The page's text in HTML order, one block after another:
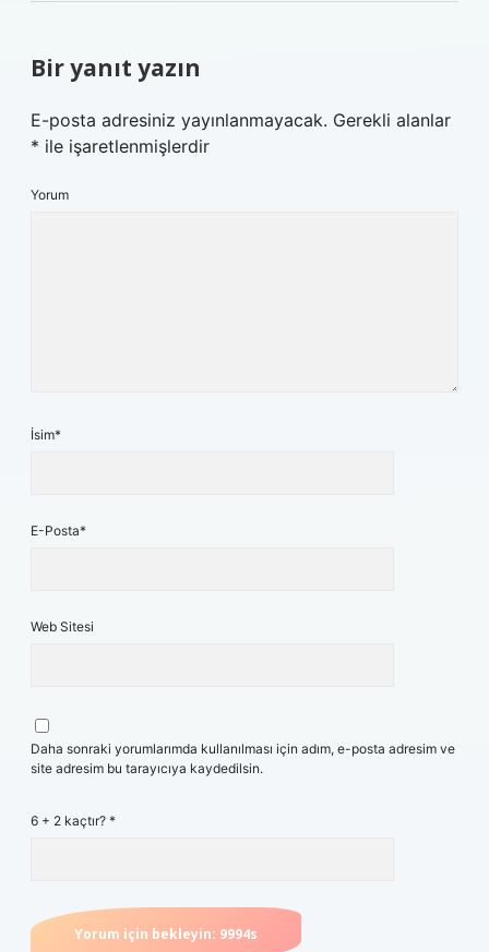
Bir yanıt yazın
E-posta adresiniz yayınlanmayacak. Gerekli alanlar
* ile işaretlenmişlerdir
Yorum
İsim*
E-Posta*
Web Sitesi
Daha sonraki yorumlarımda kullanılması için adım, e-posta adresim ve
site adresim bu tarayıcıya kaydedilsin.
6 + 2 kaçtır? *